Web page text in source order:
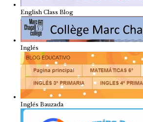
English Class Blog
Inglés
Inglés Bauzada